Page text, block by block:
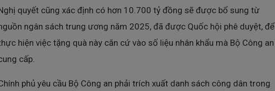
quyết cũng xác định có hơn 10.700 tỷ đồng sẽ được bổ sung từ
ngân sách trung ương năm 2025, đã được Quốc hội phê duyệt, để
hiện việc tặng quà này căn cứ vào số liệu nhân khẩu mà Bộ Công an
cấp.
phủ yêu cầu Bộ Công an phải trích xuất danh sách công dân trong